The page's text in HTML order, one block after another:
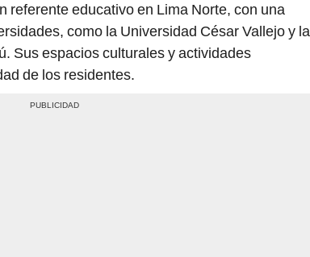
referente educativo en Lima Norte, con una
como la Universidad César Vallejo y la
Sus espacios culturales y actividades
de los residentes.